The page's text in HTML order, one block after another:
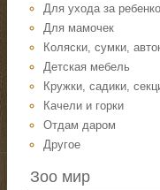
Для ухода за
Для мамочек
Коляски, сумки,
Детская мебель
Кружки, садики,
Качели и горки
Отдам даром
Другое
Зоо мир